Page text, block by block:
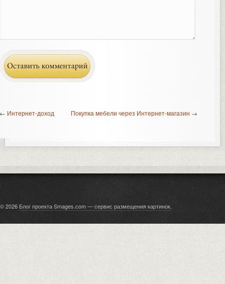
Интернет-доход Покупка мебели через Интернет-магазин →
© 2026 Блог проекта Smages.com — сервис размещения картинок.